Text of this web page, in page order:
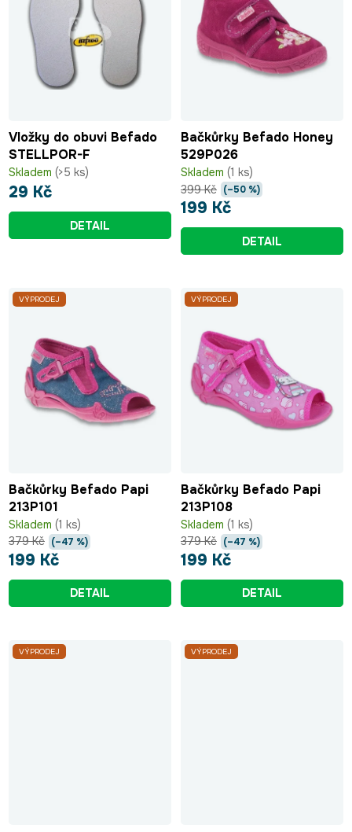
ů
k
t
ů
Vložky do obuvi Befado
STELLPOR-F
Skladem (>5 ks)
29 Kč
DETAIL
Bačkůrky Befado Honey
529P026
Skladem (1 ks)
199 Kč
399 Kč (–50 %)
DETAIL
VÝPRODEJ
Bačkůrky Befado Papi
213P101
Skladem (1 ks)
199 Kč
379 Kč (–47 %)
DETAIL
VÝPRODEJ
Bačkůrky Befado Papi
213P108
Skladem (1 ks)
199 Kč
379 Kč (–47 %)
DETAIL
VÝPRODEJ VÝPRODEJ